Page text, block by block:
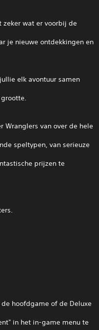
zeker wat er voorbij de
je nieuwe ontdekkingen en
elk avontuur samen
Wranglers van over de hele
speltypen, van serieuze
prijzen te
hoofdgame of de Deluxe
in het in‑game menu te